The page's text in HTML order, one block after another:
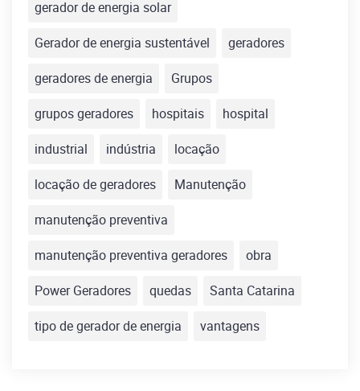
gerador de energia solar
Gerador de energia sustentável
geradores
geradores de energia
Grupos
grupos geradores
hospitais
hospital
industrial
indústria
locação
locação de geradores
Manutenção
manutenção preventiva
manutenção preventiva geradores
obra
Power Geradores
quedas
Santa Catarina
tipo de gerador de energia
vantagens